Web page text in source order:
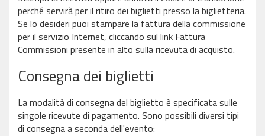
perché servirà per il ritiro dei biglietti presso la biglietteria.
Se lo desideri puoi stampare la fattura della commissione
per il servizio Internet, cliccando sul link Fattura
Commissioni presente in alto sulla ricevuta di acquisto.
Consegna dei biglietti
La modalità di consegna del biglietto è specificata sulle
singole ricevute di pagamento. Sono possibili diversi tipi
di consegna a seconda dell'evento: